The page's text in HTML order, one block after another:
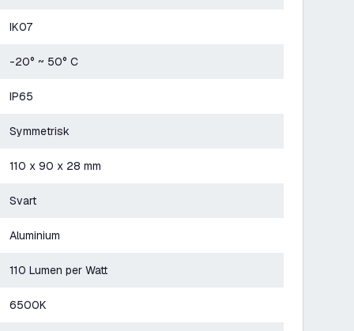
IK07
-20° ~ 50° C
IP65
Symmetrisk
110 x 90 x 28 mm
Svart
Aluminium
110 Lumen per Watt
6500K